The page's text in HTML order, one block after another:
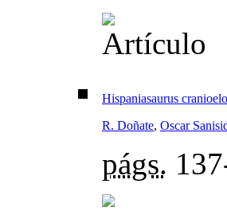
Hispaniasaurus
R. Doñate, Oscar
págs.